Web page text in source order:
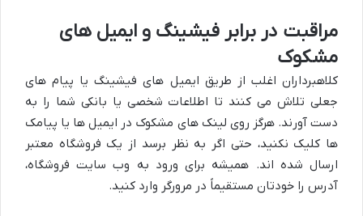
مراقبت در برابر فیشینگ و ایمیل های
مشکوک
کلاهبرداران اغلب از طریق ایمیل های فیشینگ یا پیام های
جعلی تلاش می کنند تا اطلاعات شخصی یا بانکی شما را به
دست آورند. هرگز روی لینک های مشکوک در ایمیل ها یا پیامک
ها کلیک نکنید، حتی اگر به نظر برسد از یک فروشگاه معتبر
ارسال شده اند. همیشه برای ورود به وب سایت فروشگاه،
آدرس را خودتان مستقیماً در مرورگر وارد کنید.